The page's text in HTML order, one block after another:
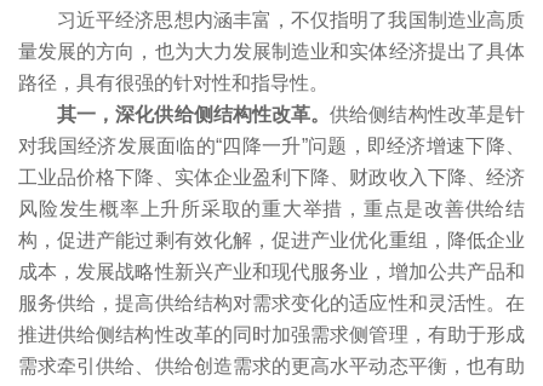
习近平经济思想内涵丰富，不仅指明了我国制造业高质
量发展的方向，也为大力发展制造业和实体经济提出了具体
路径，具有很强的针对性和指导性。
其一，深化供给侧结构性改革。供给侧结构性改革是针
对我国经济发展面临的“四降一升”问题，即经济增速下降、
工业品价格下降、实体企业盈利下降、财政收入下降、经济
风险发生概率上升所采取的重大举措，重点是改善供给结
构，促进产能过剩有效化解，促进产业优化重组，降低企业
成本，发展战略性新兴产业和现代服务业，增加公共产品和
服务供给，提高供给结构对需求变化的适应性和灵活性。在
推进供给侧结构性改革的同时加强需求侧管理，有助于形成
需求牵引供给、供给创造需求的更高水平动态平衡，也有助